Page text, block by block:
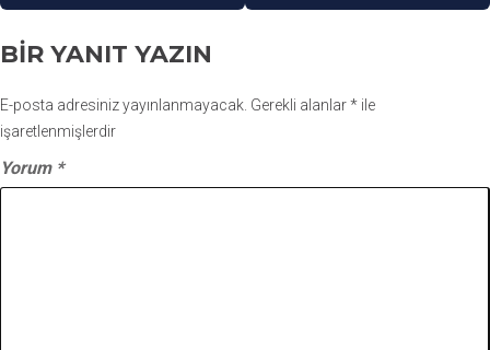
BIR YANIT YAZIN
E-posta adresiniz yayınlanmayacak. Gerekli alanlar* ile
işaretlenmişlerdir
Yorum *